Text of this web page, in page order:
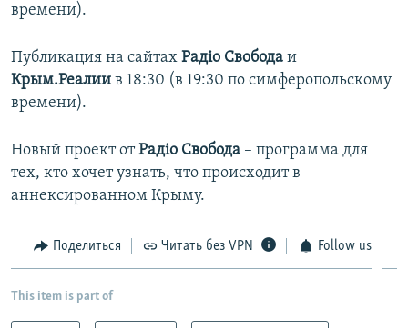
времени).
Публикация на сайтах Радіо Свобода и
Крым.Реалии в 18:30 (в 19:30 по симферопольскому
времени).
Новый проект отРадіо Свобода – программа для
тех, кто хочет узнать, что происходит в
аннексированном Крыму.
Поделиться Читать без VPN Follow us
This item is part of